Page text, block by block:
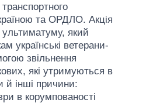
та ОРДЛО. Акція
ультиматуму, який
українські ветерани-
звільнення
які утримуються в
й інші причини:
в корумпованості